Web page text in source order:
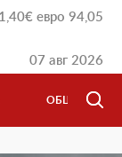
07 авг 2026
€ евро 94,05
ОБЩЕСТВО